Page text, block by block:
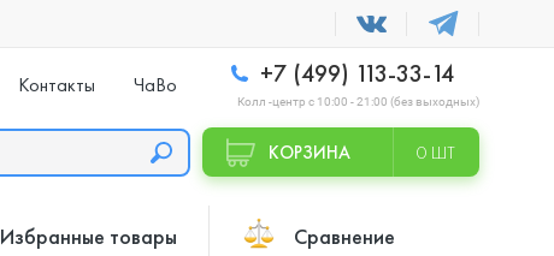
Контакты ЧаВо +7 (499) 113-33-14
Колл -центр с 10:00 - 21:00 (без выходных)
КОРЗИНА 0 ШТ
Избранные товары Сравнение